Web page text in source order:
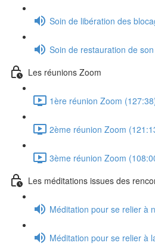
Soin de libération des
Soin de restauration de
Les réunions Zoom
1ère réunion Zoom
2ème réunion Zoom
3ème réunion Zoom
Les méditations issues des
Méditation pour se relier à
Méditation pour se relier à